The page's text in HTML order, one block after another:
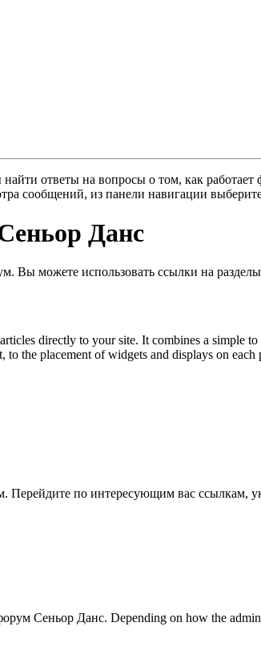
найти ответы на вопросы о том, как
сообщений, из панели навигации
Данс
Вы можете использовать ссылки на
directly to your site. It combines a simple
the placement of widgets and displays on each
Перейдите по интересующим вас
Сеньор Данс. Depending on how the